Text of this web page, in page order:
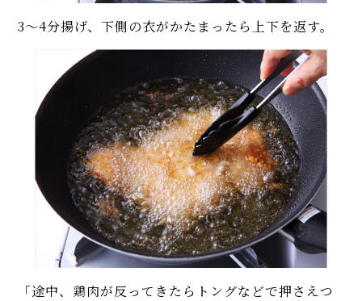
3～4分揚げ、下側の衣がかたまったら上下を返す。
「途中、鶏肉が反ってきたらトングなどで押さえつ